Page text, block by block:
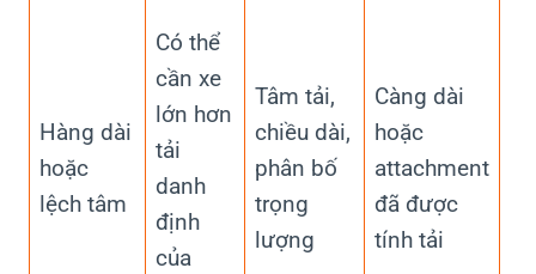
Hàng dài
hoặc
lệch tâm
Có thể
cần xe
lớn hơn
tải
danh
định
của
Tâm tải,
chiều dài,
phân bố
trọng
lượng
Càng dài
hoặc
attachment
đã được
tính tải